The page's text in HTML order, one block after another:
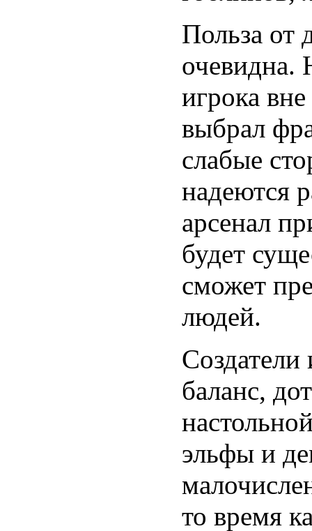
Польза от
очевидна.
игрока
выбрал
слабые
надеются
арсенал
будет
сможет
людей.
Создатели
баланс,
эльфы и
то время